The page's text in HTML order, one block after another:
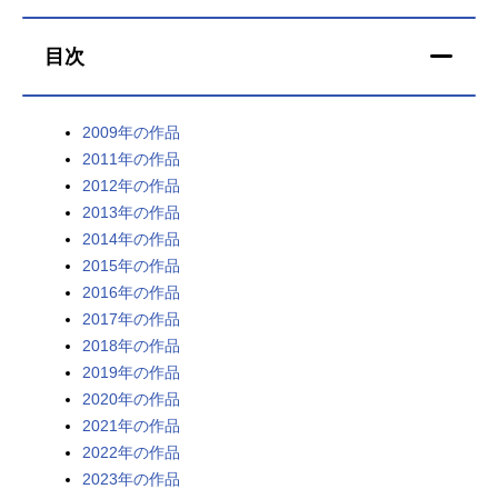
目次
2009年の作品
2011年の作品
2012年の作品
2013年の作品
2014年の作品
2015年の作品
2016年の作品
2017年の作品
2018年の作品
2019年の作品
2020年の作品
2021年の作品
2022年の作品
2023年の作品